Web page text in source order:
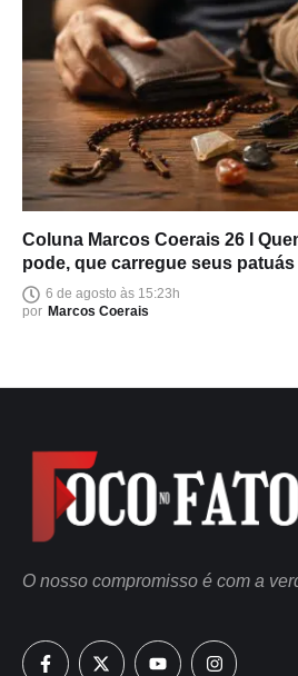
Coluna Marcos Coerais 26 I
pode, que carregue seus patuás
6 de agosto às 15:23h
por Marcos Coerais
O nosso compromisso é com a